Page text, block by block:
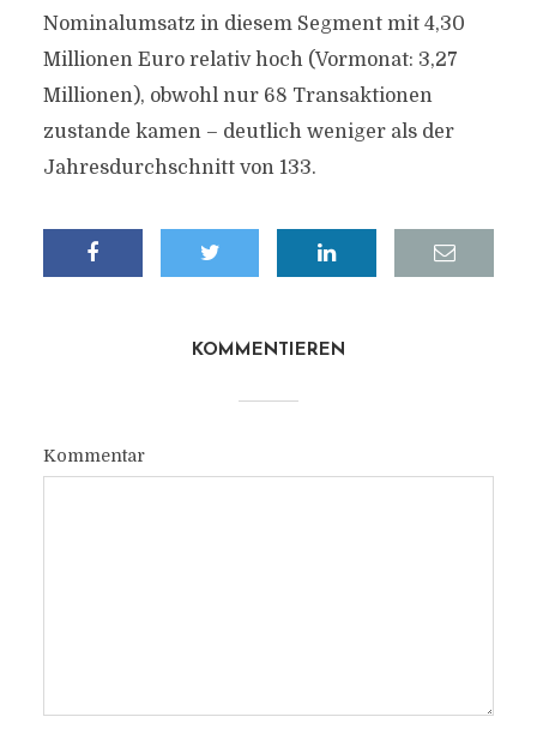
Nominalumsatz in diesem Segment mit 4,30
Millionen Euro relativ hoch (Vormonat: 3,27
Millionen), obwohl nur 68 Transaktionen
zustande kamen – deutlich weniger als der
Jahresdurchschnitt von 133.
KOMMENTIEREN
Kommentar